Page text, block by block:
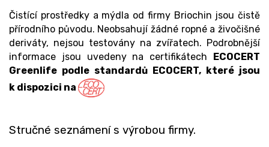
Čistící prostředky a mýdla od firmy Briochin jsou čistě
přírodního původu. Neobsahují žádné ropné a živočišné
deriváty, nejsou testovány na zvířatech. Podrobnější
informace jsou uvedeny na certifikátech ECOCERT
Greenlife podle standardů ECOCERT, které jsou
k dispozici na
Stručné seznámení s výrobou firmy.